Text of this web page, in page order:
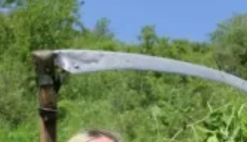
Новости
Что привезти (сувениры)
Как добраться
Люди, прославившие Алтай
Карты и буклеты